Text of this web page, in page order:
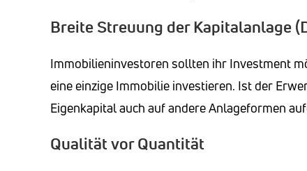
Breite Streuung der Kapitalanlage
Immobilieninvestoren sollten ihr Investment
eine einzige Immobilie investieren. Ist der
Eigenkapital auch auf andere Anlageformen
Qualität vor Quantität